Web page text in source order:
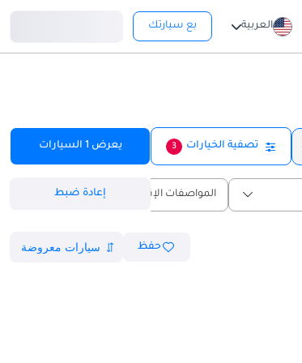
العربية بع سيارتك
تصفية الخيارات 3 يعرض 1 السيارات
المواصفات الإقليمية إعادة ضبط
حفظ